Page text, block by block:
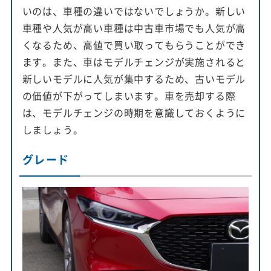
いのは、車種の違いではないでしょうか。新しい
車種や人気が高い車種は中古車市場でも人気が高
くなるため、高値で買い取ってもらうことができ
ます。また、車はモデルチェンジが実施されると
新しいモデルに人気が集中するため、古いモデル
の価値が下がってしまいます。車を売却する際
は、モデルチェンジの時期を意識しておくように
しましょう。
グレード